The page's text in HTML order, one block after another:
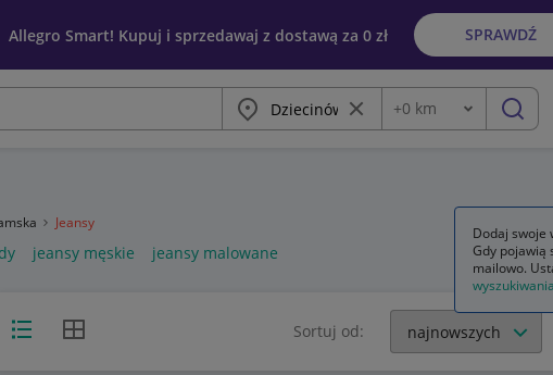
Allegro Smart! Kupuj i sprzedawaj z dostawą za 0 zł SPRAWDŹ
Miasto Wyczyść frazę
Odległość
+0 km szukaj
Jeansy
jeansy męskie jeansy malowane
Widok listyWidok siatki Sortuj od:
Dodaj swoje
Gdy pojawią
mailowo.